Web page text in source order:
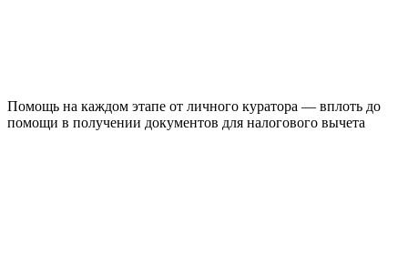
Помощь на каждом этапе от личного куратора — вплоть до
помощи в получении документов для налогового вычета